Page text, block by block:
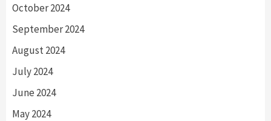
October 2024
September 2024
August 2024
July 2024
June 2024
May 2024